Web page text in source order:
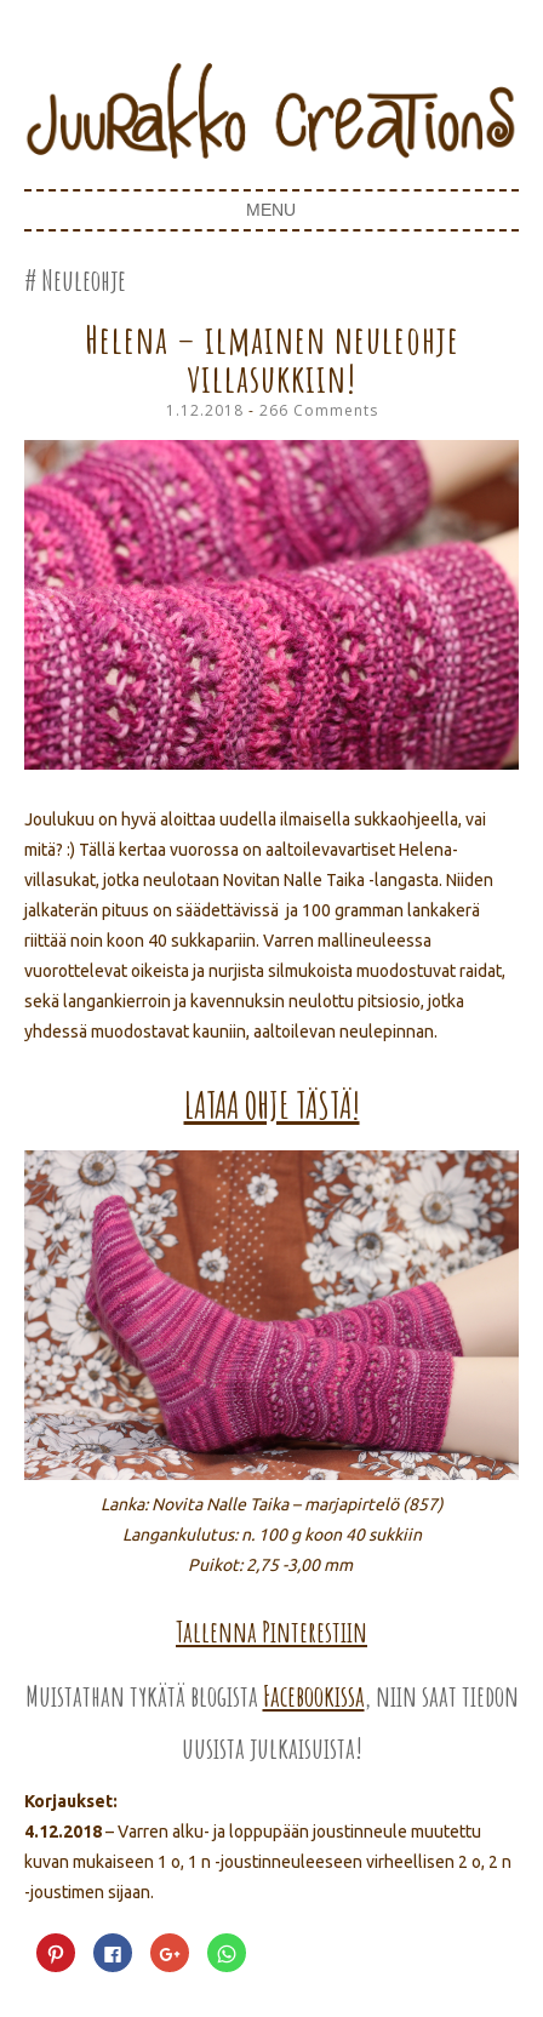
JUURAKKO CREATIONS
MENU
SKIP TO CONTENT
Neuleohje
Helena – ilmainen neuleohje
villasukkiin!
1.12.2018 266 Comments
Joulukuu on hyvä aloittaa uudella ilmaisella sukkaohjeella, vai
mitä? :) Tällä kertaa vuorossa on aaltoilevavartiset Helena-
villasukat, jotka neulotaan Novitan Nalle Taika -langasta. Niiden
jalkaterän pituus on säädettävissä ja 100 gramman lankakerä
riittää noin koon 40 sukkapariin. Varren mallineuleessa
vuorottelevat oikeista ja nurjista silmukoista muodostuvat raidat,
sekä langankierroin ja kavennuksin neulottu pitsiosio, jotka
yhdessä muodostavat kauniin, aaltoilevan neulepinnan.
LATAA OHJE TÄSTÄ!
Lanka: Novita Nalle Taika – marjapirtelö (857)
Langankulutus: n. 100 g koon 40 sukkiin
Puikot: 2,75 -3,00 mm
Tallenna Pinterestiin
Muistathan tykätä blogista Facebookissa, niin saat tiedon
uusista julkaisuista!
Korjaukset:
4.12.2018– Varren alku- ja loppupään joustinneule muutettu
kuvan mukaiseen 1 o, 1 n -joustinneuleeseen virheellisen 2 o, 2 n
-joustimen sijaan.
Jaa
Pinterest
palvelussa(Avautuu
Jaa
Facebookissa(Avautuu
uudessa
Jaa
Google+
palvelussa(Avautuu
Jaa
WhatsApp